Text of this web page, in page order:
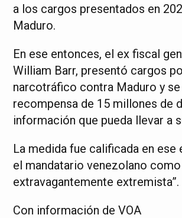
a los cargos presentados en
Maduro.
En ese entonces, el ex fiscal
William Barr, presentó cargos
narcotráfico contra Maduro y
recompensa de 15 millones de
información que pueda llevar a
La medida fue calificada en ese
el mandatario venezolano como
extravagantemente extremista”.
Con información de VOA